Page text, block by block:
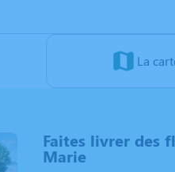
La
Faites livrer des
Marie